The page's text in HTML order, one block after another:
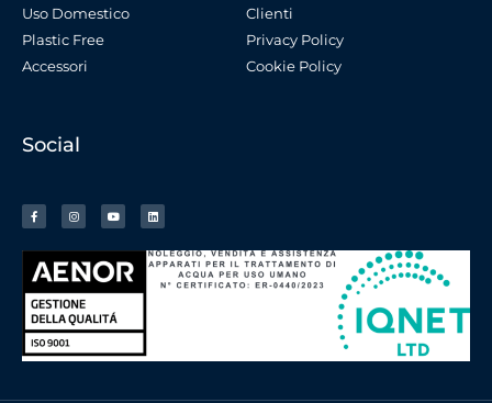
Uso Domestico
Plastic Free
Accessori
Clienti
Privacy Policy
Cookie Policy
Social